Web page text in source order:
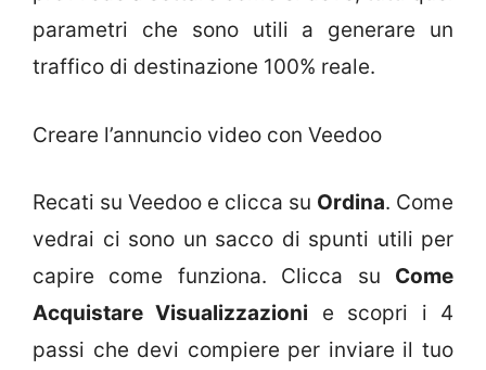
parametri che sono utili a generare un
traffico di destinazione 100% reale.
Creare l’annuncio video con Veedoo
Recati su Veedoo e clicca su Ordina. Come
vedrai ci sono un sacco di spunti utili per
capire come funziona. Clicca su Come
Acquistare Visualizzazioni e scopri i 4
passi che devi compiere per inviare il tuo